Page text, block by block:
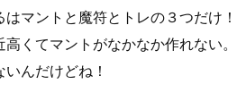
はマントと魔符とトレの３つだけ！
高くてマントがなかなか作れない。
いんだけどね！